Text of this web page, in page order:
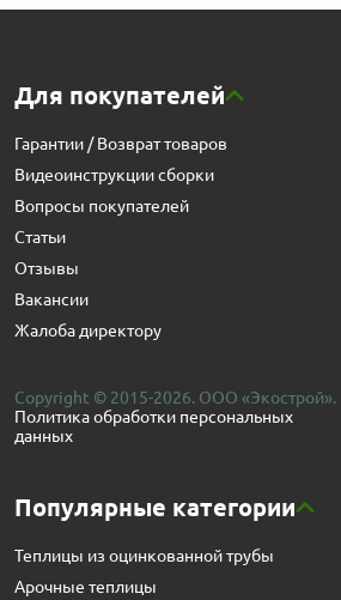
Для покупателей
Гарантии / Возврат товаров
Видеоинструкции сборки
Вопросы покупателей
Статьи
Отзывы
Вакансии
Жалоба директору
Copyright © 2015-2026. ООО «Экострой».
Политика обработки персональных
данных
Популярные категории
Теплицы из оцинкованной трубы
Арочные теплицы